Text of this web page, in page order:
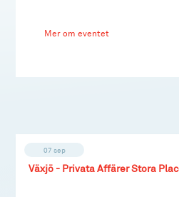
Mer om eventet
07 sep
Växjö - Privata Affärer Stora